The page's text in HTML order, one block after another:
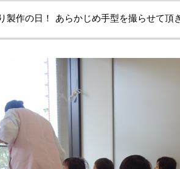
製作の日！ あらかじめ手型を撮らせて頂